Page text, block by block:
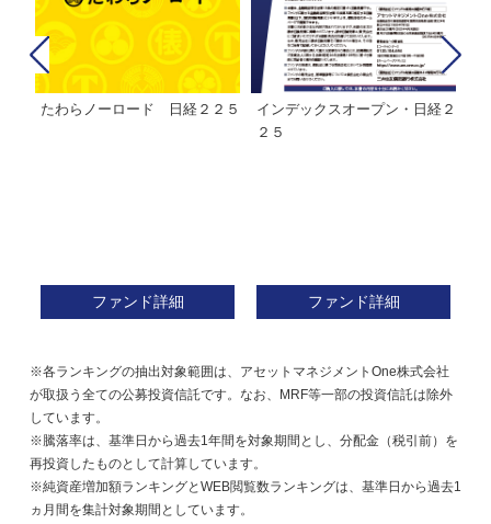
たわらノーロード 日経２２５
ファンド詳細
インデックスオープン・日経２
２５
ファンド詳細
※各ランキングの抽出対象範囲は、アセットマネジメントOne株式会社
が取扱う全ての公募投資信託です。なお、MRF等一部の投資信託は除外
しています。
※騰落率は、基準日から過去1年間を対象期間とし、分配金（税引前）を
再投資したものとして計算しています。
※純資産増加額ランキングとWEB閲覧数ランキングは、基準日から過去1
ヵ月間を集計対象期間としています。